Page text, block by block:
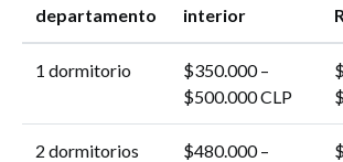
departamento
interior
1 dormitorio
$350.000 –
$500.000 CLP
2 dormitorios
$480.000 –